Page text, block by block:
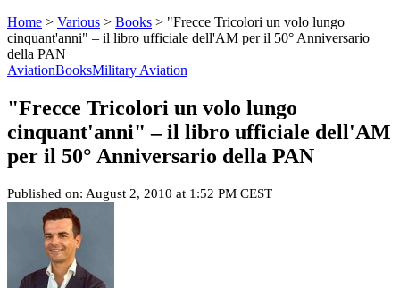
Home > Various > Books > "Frecce Tricolori un volo lungo
cinquant'anni" – il libro ufficiale dell'AM per il 50° Anniversario
della PAN
AviationBooksMilitary Aviation
"Frecce Tricolori un volo lungo
cinquant'anni" – il libro ufficiale dell'AM
per il 50° Anniversario della PAN
Published on: August 2, 2010 at 1:52 PM CEST